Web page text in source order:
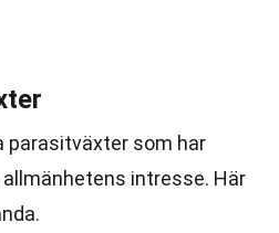
parasitväxter som har
intresse. Här